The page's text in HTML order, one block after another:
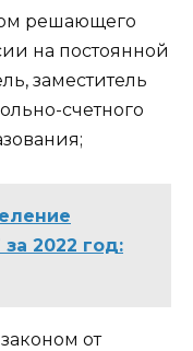
решающего
на постоянной
заместитель
счетного
2022 год:
от